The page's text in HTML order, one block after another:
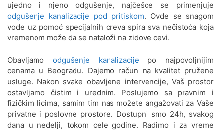
Odgušenje kanalizacije Južni
Bulevar
Kalemegdan
Odgušenje kanalizacije
Kaluđerica
Odgušenje kanalizacije
Kanarevo Brdo
ujedno i njeno odgušenje, najčešće se primenjuje
odgušenje kanalizacije pod pritiskom. Ovde se snagom
vode uz pomoć specijalnih creva spira sva nečistoća koja
vremenom može da se nataloži na zidove cevi.
Obavljamo odgušenje kanalizacije po najpovoljnijim
cenama u Beogradu. Dajemo račun na kvalitet pružene
usluge. Nakon svake obavljene intervencije, Vaš prostor
ostavljamo čistim i urednim. Poslujemo sa pravnim i
fizičkim licima, samim tim nas možete angažovati za Vaše
privatne i poslovne prostore. Dostupni smo 24h, svakog
dana u nedelji, tokom cele godine. Radimo i za vreme